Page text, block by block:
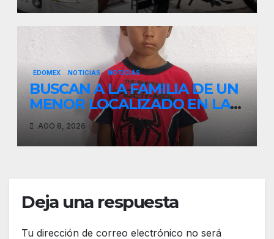
EDOMEX NOTICIAS NOTÍCIAS
BUSCAN A LA FAMILIA DE UN
MENOR LOCALIZADO EN LA
CARRETERA TENANGO–LA
MARQUESA fue resguardado
por la comisaría de xalatlaco
AGO 8, 2026
Deja una respuesta
Tu dirección de correo electrónico no será